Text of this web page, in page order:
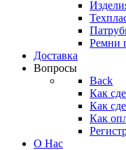
Ремни
Доставка
Вопросы
Back
Как
Как
Как
О Нас